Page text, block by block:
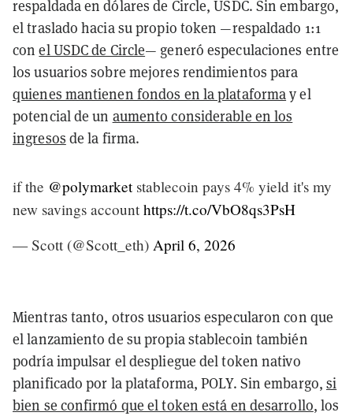
respaldada en dólares de Circle, USDC. Sin embargo,
el traslado hacia su propio token —respaldado 1:1
conel USDC de Circle— generó especulaciones entre
los usuarios sobre mejores rendimientos para
quienes mantienen fondos en la plataformay el
potencial de un aumento considerable en los
ingresos de la firma.
if the @polymarketstablecoin pays 4% yield it's my
new savings account https://t.co/VbO8qs3PsH
— Scott (@Scott_eth) April 6, 2026
Mientras tanto, otros usuarios especularon con que
el lanzamiento de su propia stablecoin también
podría impulsar el despliegue del token nativo
planificado por la plataforma, POLY. Sin embargo,si
bien se confirmó que el token está en desarrollo, los